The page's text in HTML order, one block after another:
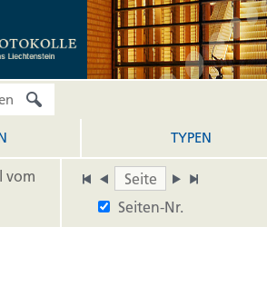
TYPEN
vom
Seiten-Nr.